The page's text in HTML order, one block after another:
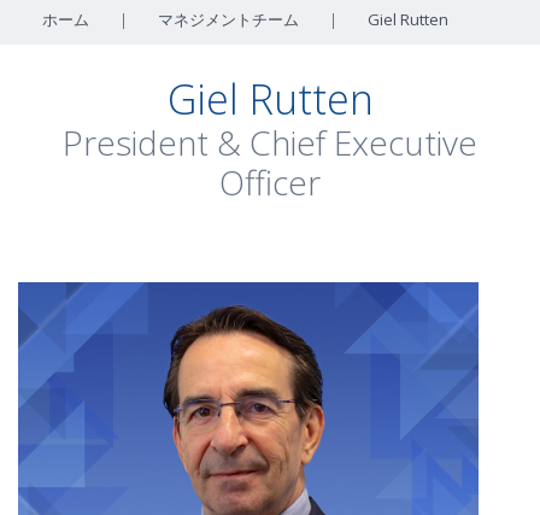
ホーム | マネジメントチーム | Giel Rutten
Giel Rutten
President & Chief Executive
Officer